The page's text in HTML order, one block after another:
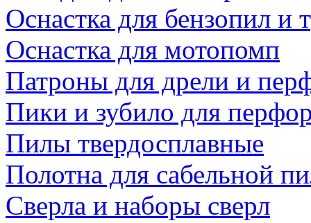
Оснастка для бензопил и
Оснастка для мотопомп
Патроны для дрели и
Пики и зубило для
Пилы твердосплавные
Полотна для сабельной
Сверла и наборы сверл